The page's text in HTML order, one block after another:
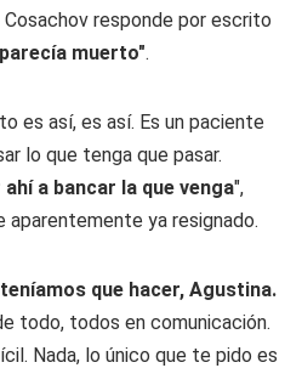
responde por escrito
muerto".
es así, es así. Es un paciente
lo que tenga que pasar.
a bancar la que venga",
aparentemente ya resignado.
que hacer, Agustina.
todo, todos en comunicación.
Nada, lo único que te pido es